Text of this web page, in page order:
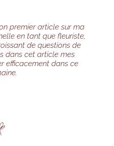
premier article sur ma
en tant que fleuriste,
de questions de
dans cet article mes
efficacement dans ce